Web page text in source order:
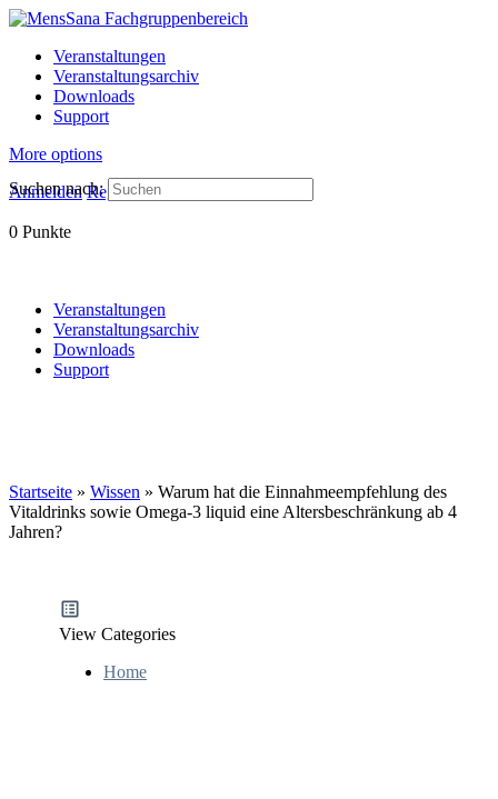
Veranstaltungen
Veranstaltungsarchiv
Downloads
Support
More options
Anmelden Registrieren
0 Punkte
Suchen nach:
Veranstaltungen
Veranstaltungsarchiv
Downloads
Support
Startseite » Wissen » Warum hat die Einnahmeempfehlung des
Vitaldrinks sowie Omega-3 liquid eine Altersbeschränkung ab 4
Jahren?
View Categories
Home